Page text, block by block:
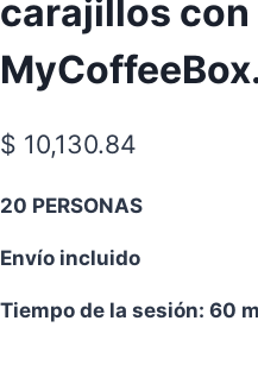
carajillos con
$ 10,130.84
20 PERSONAS
Envío incluido
Tiempo de la sesión: 60